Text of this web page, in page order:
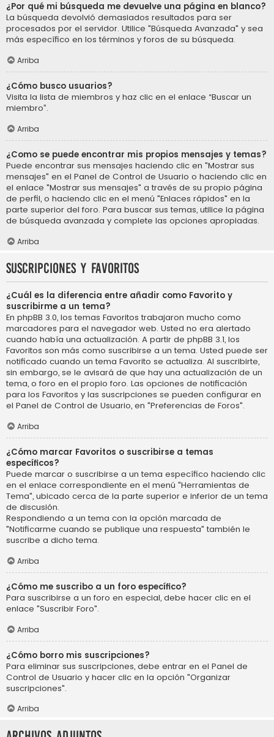
¿Por qué mi búsqueda me devuelve una página en blanco?
La búsqueda devolvió demasiados resultados para ser
procesados por el servidor. Utilice "Búsqueda Avanzada" y sea
más específico en los términos y foros de su búsqueda.
Arriba
¿Cómo busco usuarios?
Visita la lista de miembros y haz clic en el enlace “Buscar un
miembro”.
Arriba
¿Como se puede encontrar mis propios mensajes y temas?
Puede encontrar sus mensajes haciendo clic en "Mostrar sus
mensajes" en el Panel de Control de Usuario o haciendo clic en
el enlace "Mostrar sus mensajes" a través de su propio página
de perfil, o haciendo clic en el menú "Enlaces rápidos" en la
parte superior del foro. Para buscar sus temas, utilice la página
de búsqueda avanzada y complete las opciones apropiadas.
Arriba
Suscripciones y Favoritos
¿Cuál es la diferencia entre añadir como Favorito y
suscribirme a un tema?
En phpBB 3.0, los temas Favoritos trabajaron mucho como
marcadores para el navegador web. Usted no era alertado
cuando había una actualización. A partir de phpBB 3.1, los
Favoritos son más como suscribirse a un tema. Usted puede ser
notificado cuando un tema Favorito se actualiza. Al suscribirte,
sin embargo, se le avisará de que hay una actualización de un
tema, o foro en el propio foro. Las opciones de notificación
para los Favoritos y las suscripciones se pueden configurar en
el Panel de Control de Usuario, en "Preferencias de Foros".
Arriba
¿Cómo marcar Favoritos o suscribirse a temas
específicos?
Puede marcar o suscribirse a un tema específico haciendo clic
en el enlace correspondiente en el menú "Herramientas de
Tema", ubicado cerca de la parte superior e inferior de un tema
de discusión.
Respondiendo a un tema con la opción marcada de
"Notificarme cuando se publique una respuesta" también le
suscribe a dicho tema.
Arriba
¿Cómo me suscribo a un foro específico?
Para suscribirse a un foro en especial, debe hacer clic en el
enlace "Suscribir Foro".
Arriba
¿Cómo borro mis suscripciones?
Para eliminar sus suscripciones, debe entrar en el Panel de
Control de Usuario y hacer clic en la opción "Organizar
suscripciones".
Arriba